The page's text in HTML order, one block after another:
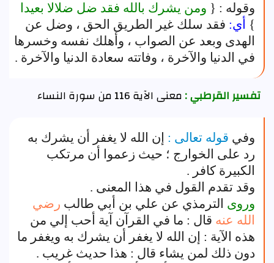
وقوله : { ومن يشرك بالله فقد ضل ضلالا بعيدا
} أي: فقد سلك غير الطريق الحق ، وضل عن
الهدى وبعد عن الصواب ، وأهلك نفسه وخسرها
في الدنيا والآخرة ، وفاتته سعادة الدنيا والآخرة .
تفسير القرطبي :معنى الآية 116 من سورة النساء
وفي قوله تعالى : إن الله لا يغفر أن يشرك به
رد على الخوارج ؛ حيث زعموا أن مرتكب
الكبيرة كافر .
وقد تقدم القول في هذا المعنى .
وروى الترمذي عن علي بن أبي طالب رضي
الله عنه قال : ما في القرآن آية أحب إلي من
هذه الآية : إن الله لا يغفر أن يشرك به ويغفر ما
دون ذلك لمن يشاء قال : هذا حديث غريب .